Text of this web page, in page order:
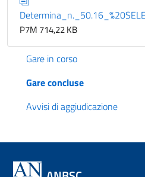
P7M 714,22 KB
Gare in corso
Gare concluse
Avvisi di aggiudicazione